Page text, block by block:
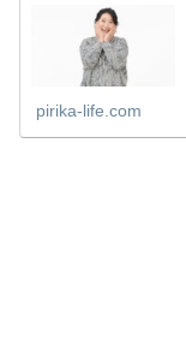
pirika-life.com